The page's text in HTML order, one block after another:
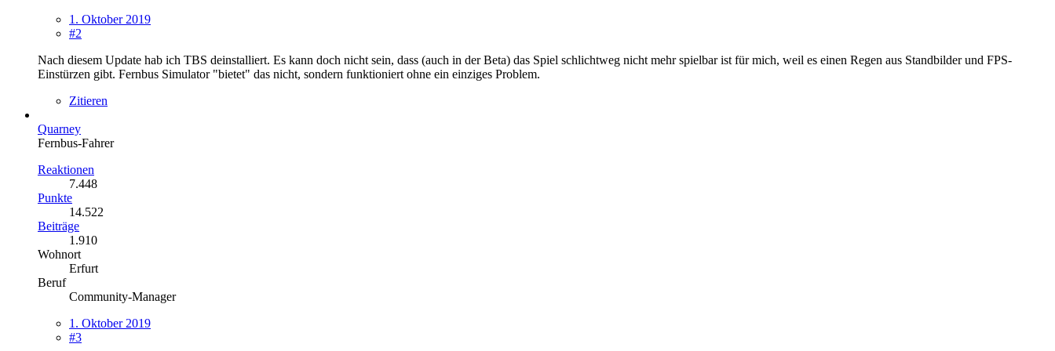
1. Oktober 2019
#2
Nach diesem Update hab ich TBS deinstalliert. Es kann doch nicht sein, dass (auch in der Beta) das Spiel schlichtweg nicht mehr spielbar ist für mich, weil es einen Regen aus Standbilder und FPS-
Einstürzen gibt. Fernbus Simulator "bietet" das nicht, sondern funktioniert ohne ein einziges Problem.
Zitieren
Quarney
Fernbus-Fahrer
Reaktionen
7.448
Punkte
14.522
Beiträge
1.910
Wohnort
Erfurt
Beruf
Community-Manager
1. Oktober 2019
#3